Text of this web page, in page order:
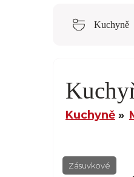
Kuchyně
Kuchyně
Zásuvkové